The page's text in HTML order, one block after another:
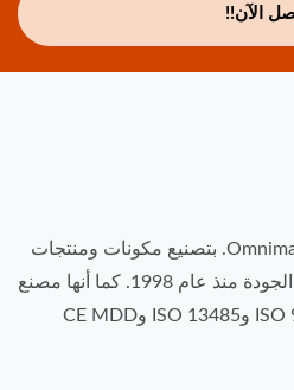
الآن!!
تقوم Omnimate Enterprise Co., Ltd. بتصنيع مكونات ومنتجات
طبية وصناعية وتجارية عالية الجودة منذ عام 1998. كما أنها مصنع
مسجل معتمد بشهادات ISO 9001 وISO 13485 وCE MDD